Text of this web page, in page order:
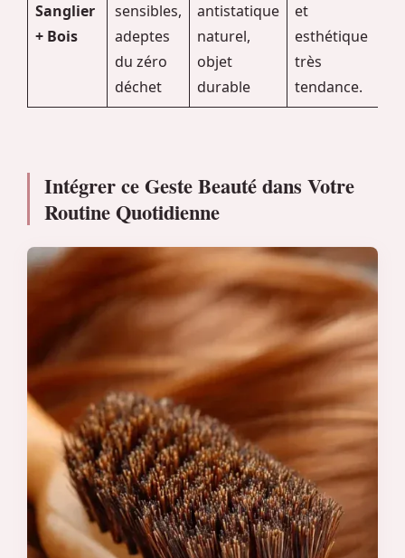
Sanglier
+ Bois
sensibles,
adeptes
du zéro
déchet
antistatique
naturel,
objet
durable
et
esthétique
très
tendance.
Intégrer ce Geste Beauté dans Votre
Routine Quotidienne